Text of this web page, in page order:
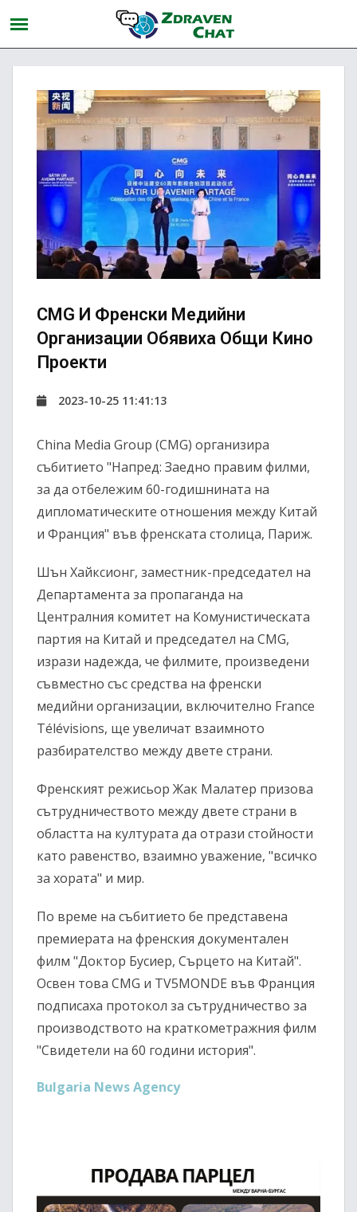
CMG И Френски Медийни
Организации Обявиха Общи Кино
Проекти
2023-10-25 11:41:13
China Media Group (CMG) организира
събитието "Напред: Заедно правим филми,
за да отбележим 60-годишнината на
дипломатическите отношения между Китай
и Франция" във френската столица, Париж.
Шън Хайксионг, заместник-председател на
Департамента за пропаганда на
Централния комитет на Комунистическата
партия на Китай и председател на CMG,
изрази надежда, че филмите, произведени
съвместно със средства на френски
медийни организации, включително France
Télévisions, ще увеличат взаимното
разбирателство между двете страни.
Френският режисьор Жак Малатер призова
сътрудничеството между двете страни в
областта на културата да отрази стойности
като равенство, взаимно уважение, "всичко
за хората" и мир.
По време на събитието бе представена
премиерата на френския документален
филм "Доктор Бусиер, Сърцето на Китай".
Освен това CMG и TV5MONDE във Франция
подписаха протокол за сътрудничество за
производството на краткометражния филм
"Свидетели на 60 години история".
Bulgaria News Agency